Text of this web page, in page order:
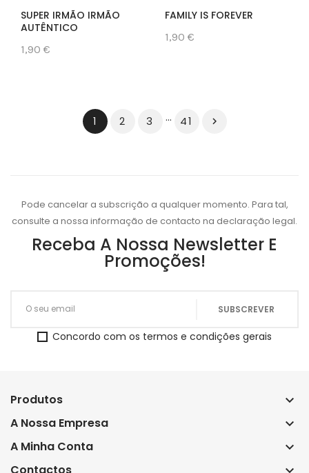
SUPER IRMÃO IRMÃO
AUTÊNTICO
1,90 €
FAMILY IS FOREVER
1,90 €
1 2 3 … 41 
Pode cancelar a subscrição a qualquer momento. Para tal,
consulte a nossa informação de contacto na declaração legal.
Receba A Nossa Newsletter E
Promoções!
Concordo com os termos e condições gerais
Produtos keyboard_arrow_down
A Nossa Empresa keyboard_arrow_down
A Minha Conta keyboard_arrow_down
Contactos